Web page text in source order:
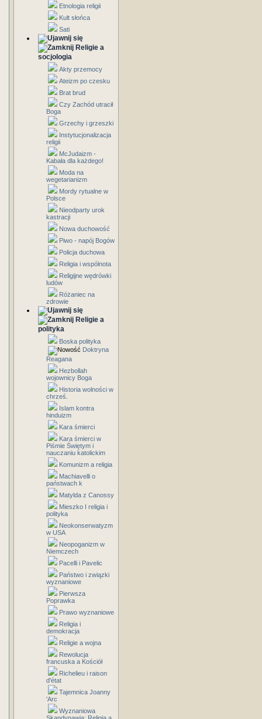
Etnologia religii
Kult słońca
Sati
Religie a
socjologia
Akty przemocy
Ateizm po czesku
Brat brud
Czy Zachód utracił
Boga
Grzechy i grzeszki
Instytucjonalizacja
religii
McJudaizm -
Kabała dla każdego!
Moda na
wegetarianizm
Mordy rytualne w
Polsce
Nieodparty urok
kastracji
Nowa duchowość
Piwo - napój Bogów
Policja duchowa
Religia i wspólnota
Religijne wędrówki
ludów
Różaniec na
zdrowie
Religie a
polityka
Boska polityka
Doktryna
Reagana
Hezbollah
wojownicy Boga
Historia wolności w
chrześ.
Islam kontra
hinduizm
Kara śmierci
Kara śmierci w
Piśmie Świętym i
nauczaniu katolickim
Komunizm a religia
Machiavelli o
państwach k
Matylda z Canossy
Mieszko I religia i
polityka
Neokonserwatyzm
w USA
Neopoganizm w
Niemczech
Pacelli i Pavelic
Państwo i związki
wyznaniowe
Pierwsza
Poprawka
Prawo wyznaniowe
Religia i
demokracja
Religie a wojna
Rewolucja
francuska a Kościół
Richelieu i raison
d'état
Tajemnica Joanny
'Arc
Wyznaniowa